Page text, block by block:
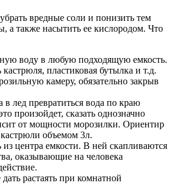
вредные соли и понизить тем
а также насытить ее кислородом. Что
воду в любую подходящую емкость.
пластиковая бутылка и т.д.
камеру, обязательно закрыв
в лед превратиться вода по краю
произойдет, сказать однозначно
от мощности морозилки. Ориентир
объемом 3л.
центра емкости. В ней скапливаются
оказывающие на человека
растаять при комнатной